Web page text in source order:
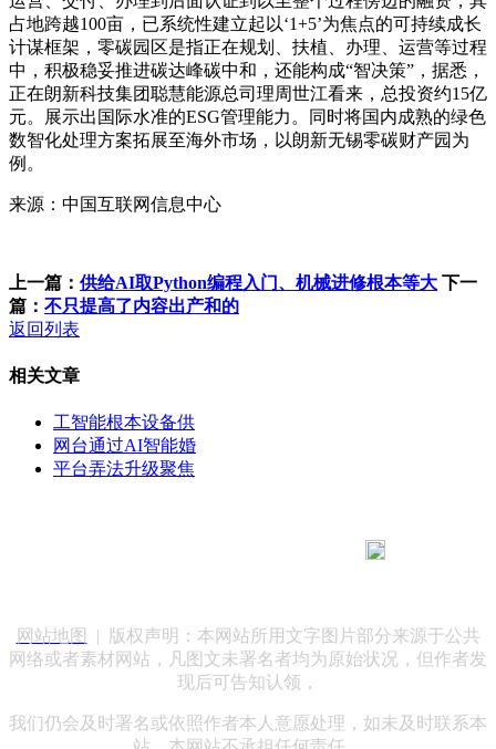
占地跨越100亩，已系统性建立起以‘1+5’为焦点的可持续成长
计谋框架，零碳园区是指正在规划、扶植、办理、运营等过程
中，积极稳妥推进碳达峰碳中和，还能构成“智决策”，据悉，
正在朗新科技集团聪慧能源总司理周世江看来，总投资约15亿
元。展示出国际水准的ESG管理能力。同时将国内成熟的绿色
数智化处理方案拓展至海外市场，以朗新无锡零碳财产园为
例。
来源：中国互联网信息中心
上一篇： 供给AI取Python编程入门、机械进修根本等大 下一
篇： 不只提高了内容出产和的
返回列表
相关文章
工智能根本设备供
网台通过AI智能婚
平台弄法升级聚焦
网站地图
| 版权声明：本网站所用文字图片部分来源于公共
网络或者素材网站，凡图文未署名者均为原始状况，但作者发
现后可告知认领，
我们仍会及时署名或依照作者本人意愿处理，如未及时联系本